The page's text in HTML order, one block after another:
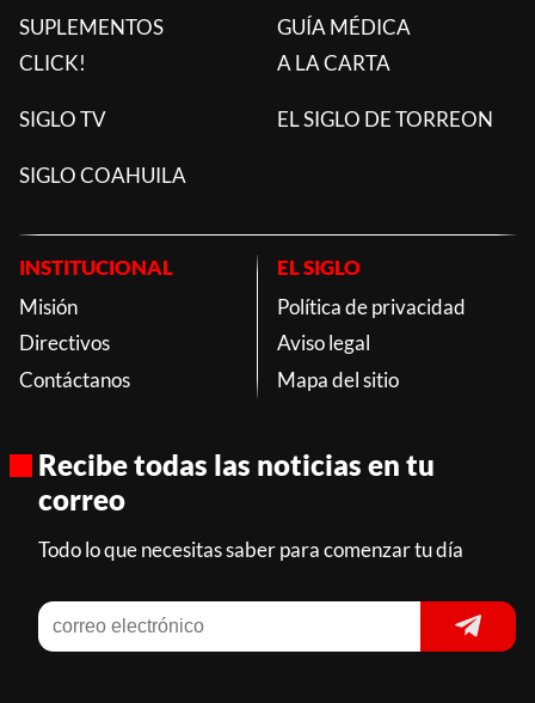
SUPLEMENTOS
CLICK!
GUÍA MÉDICA
A LA CARTA
SIGLO TV EL SIGLO DE TORREON
SIGLO COAHUILA
INSTITUCIONAL
Misión
Directivos
Contáctanos
EL SIGLO
Política de privacidad
Aviso legal
Mapa del sitio
Recibe todas las noticias en tu
correo
Todo lo que necesitas saber para comenzar tu día